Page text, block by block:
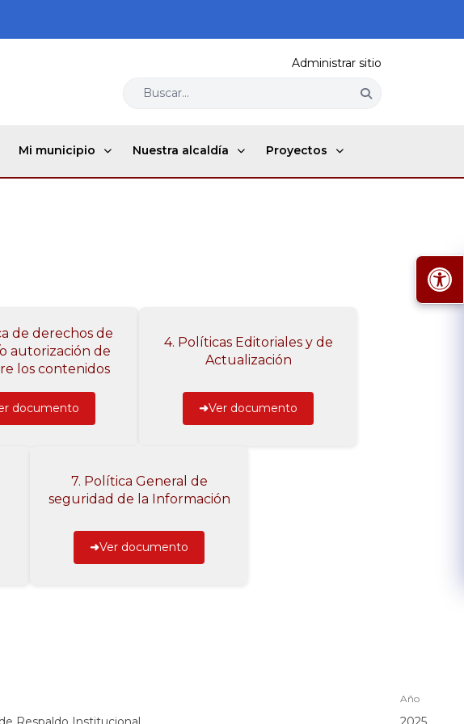
Administrar sitio
Buscar...
Mi municipio Nuestra alcaldía Proyectos
de derechos de
autorización de
los contenidos
documento
4. Políticas Editoriales y de
Actualización
Ver documento
7. Política General de
seguridad de la Información
Ver documento
Año